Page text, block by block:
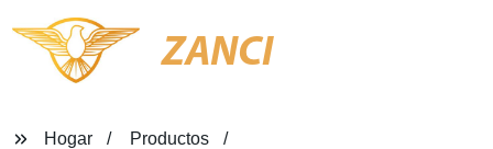
ZANCI
Hogar
Productos